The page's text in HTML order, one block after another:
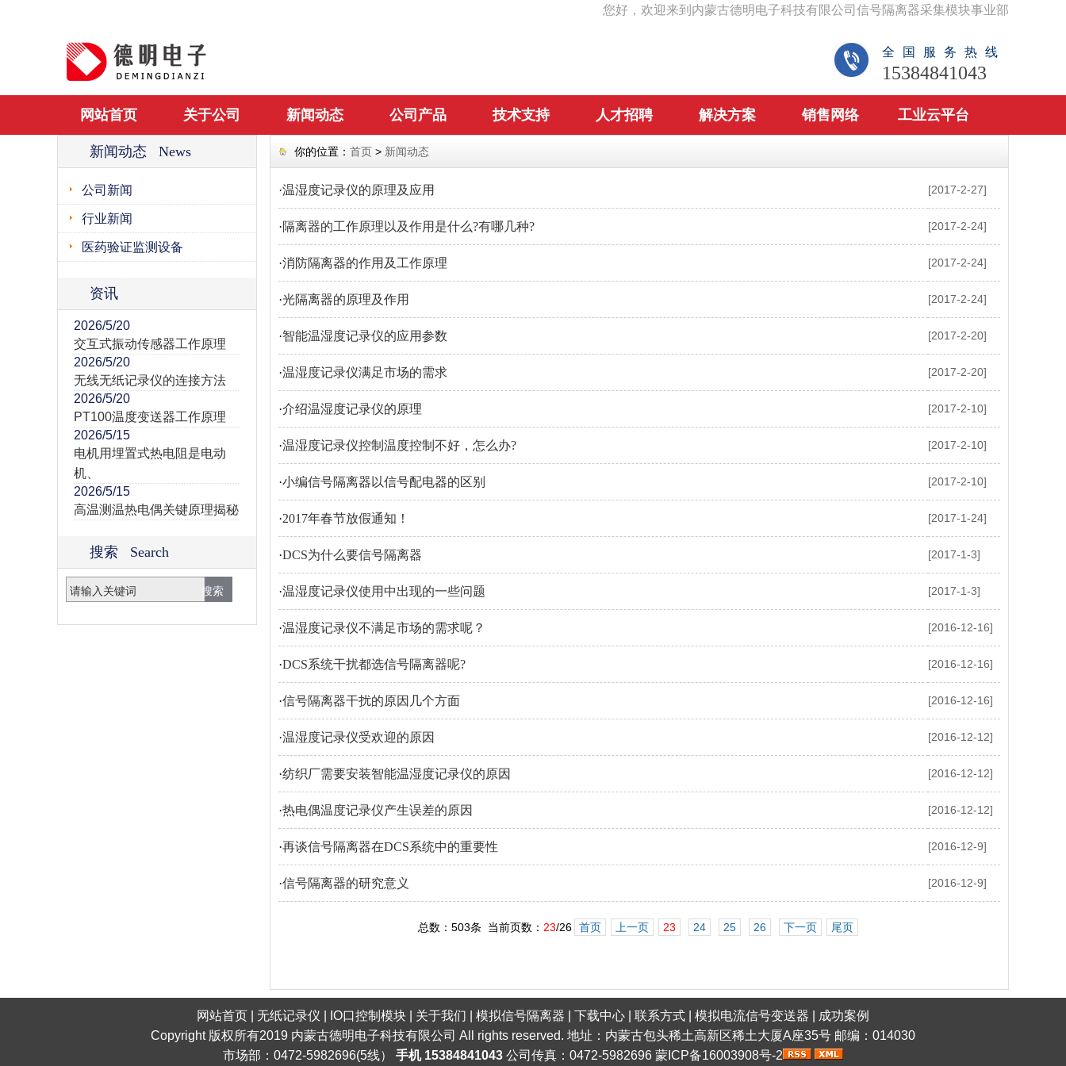
您好，欢迎来到内蒙古德明电子科技有限公司信号隔离器采集模块事业部
全国服务热线
15384841043
网站首页 关于公司 新闻动态 公司产品 技术支持 人才招聘 解决方案 销售网络 工业云平台
新闻动态 News
公司新闻
行业新闻
医药验证监测设备
资讯
2026/5/20
交互式振动传感器工作原理
2026/5/20
无线无纸记录仪的连接方法
2026/5/20
PT100温度变送器工作原理
2026/5/15
电机用埋置式热电阻是电动
机、
2026/5/15
高温测温热电偶关键原理揭秘
搜索 Search
你的位置： 首页 > 新闻动态
·温湿度记录仪的原理及应用 [2017-2-27]
·隔离器的工作原理以及作用是什么?有哪几种? [2017-2-24]
·消防隔离器的作用及工作原理 [2017-2-24]
·光隔离器的原理及作用 [2017-2-24]
·智能温湿度记录仪的应用参数 [2017-2-20]
·温湿度记录仪满足市场的需求 [2017-2-20]
·介绍温湿度记录仪的原理 [2017-2-10]
·温湿度记录仪控制温度控制不好，怎么办? [2017-2-10]
·小编信号隔离器以信号配电器的区别 [2017-2-10]
·2017年春节放假通知！ [2017-1-24]
·DCS为什么要信号隔离器 [2017-1-3]
·温湿度记录仪使用中出现的一些问题 [2017-1-3]
·温湿度记录仪不满足市场的需求呢？ [2016-12-16]
·DCS系统干扰都选信号隔离器呢? [2016-12-16]
·信号隔离器干扰的原因几个方面 [2016-12-16]
·温湿度记录仪受欢迎的原因 [2016-12-12]
·纺织厂需要安装智能温湿度记录仪的原因 [2016-12-12]
·热电偶温度记录仪产生误差的原因 [2016-12-12]
·再谈信号隔离器在DCS系统中的重要性 [2016-12-9]
·信号隔离器的研究意义 [2016-12-9]
总数：503条 当前页数： 23/26 首页 上一页 23 24 25 26 下一页 尾页
网站首页 无纸记录仪 IO口控制模块 关于我们 模拟信号隔离器 下载中心 联系方式 模拟电流信号变送器
成功案例
Copyright 版权所有2019 内蒙古德明电子科技有限公司 All rights reserved. 地址：内蒙古包头稀土高新区稀土大厦A座35号 邮编：014030
市场部：0472-5982696(5线） 手机 15384841043 公司传真：0472-5982696 蒙ICP备16003908号-2